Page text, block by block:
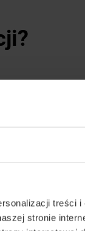
treści i
stronie
zestawu
Twojego domu.